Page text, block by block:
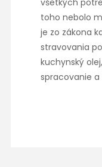
všetkých
toho nebolo
je zo zákona
stravovania
kuchynský
spracovanie a